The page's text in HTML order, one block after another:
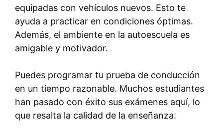
equipadas con vehículos nuevos. Esto te
ayuda a practicar en condiciones óptimas.
Además, el ambiente en la autoescuela es
amigable y motivador.
Puedes programar tu prueba de conducción
en un tiempo razonable. Muchos estudiantes
han pasado con éxito sus exámenes aquí, lo
que resalta la calidad de la enseñanza.